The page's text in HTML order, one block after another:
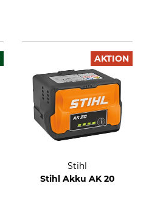
AKTION
Stihl
Stihl Akku AK 20